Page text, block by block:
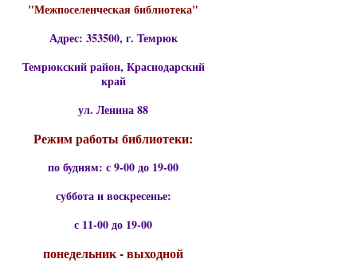
"Межпоселенческая библиотека"
Адрес: 353500, г. Темрюк
Темрюкский район, Краснодарский
край
ул. Ленина 88
Режим работы библиотеки:
по будням: с 9-00 до 19-00
суббота и воскресенье:
с 11-00 до 19-00
понедельник - выходной